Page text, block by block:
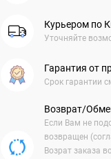
Курьером по
Уточняйте
Гарантия от
Срок гарантии
Возврат/
Если Вам не
возвращен
Возрат заказа